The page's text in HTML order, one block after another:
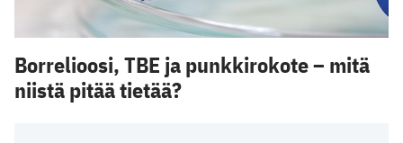
Borrelioosi, TBE ja punkkirokote – mitä
niistä pitää tietää?